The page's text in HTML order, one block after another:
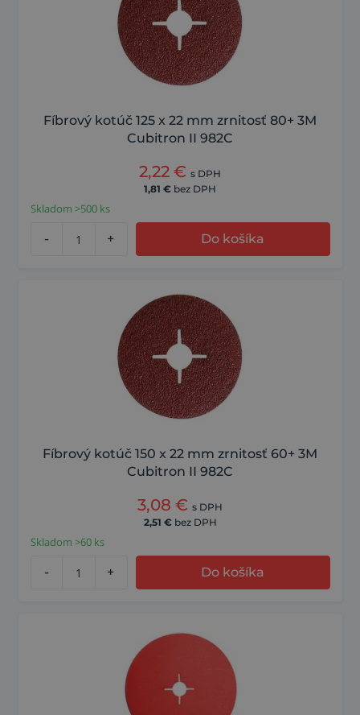
Fíbrový kotúč 125 x 22 mm zrnitosť 80+ 3M
Cubitron II 982C
2,22 € s DPH
1,81 € bez DPH
Skladom >500 ks
- + Do košíka
Fíbrový kotúč 150 x 22 mm zrnitosť 60+ 3M
Cubitron II 982C
3,08 € s DPH
2,51 € bez DPH
Skladom >60 ks
- + Do košíka